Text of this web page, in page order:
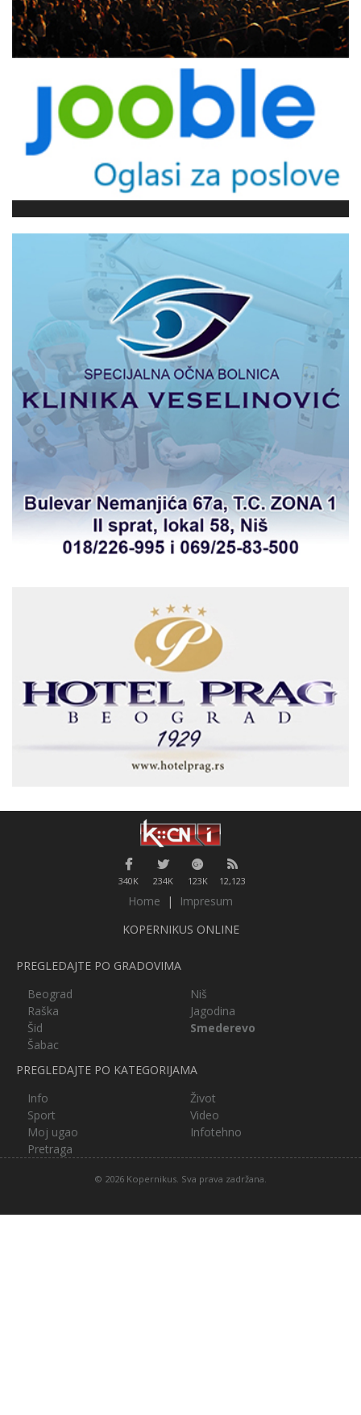
340K 234K 123K 12,123
Home |
Impresum
KOPERNIKUS ONLINE
PREGLEDAJTE PO GRADOVIMA
Beograd
Niš
Raška
Jagodina
Šid
Smederevo
Šabac
PREGLEDAJTE PO KATEGORIJAMA
Info
Život
Sport
Video
Moj ugao
Infotehno
Pretraga
© 2026 Kopernikus. Sva prava zadržana.